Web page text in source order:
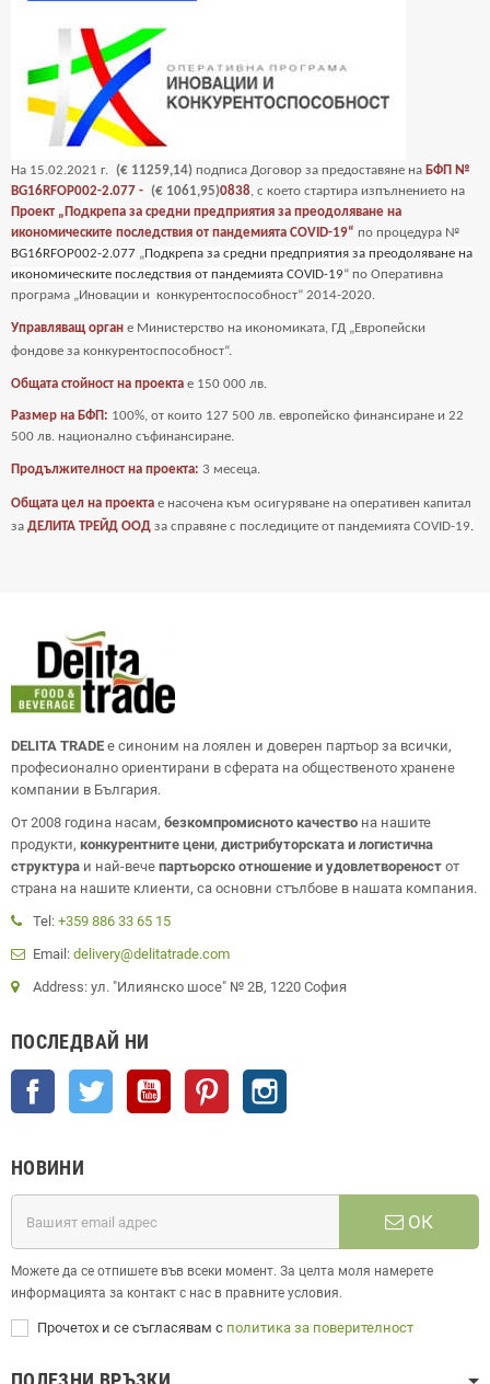
На 15.02.2021 г. (€ 11259,14) подписа Договор за предоставяне на БФП №
BG16RFOP002-2.077 - (€ 1061,95)0838, с което стартира изпълнението на
Проект „Подкрепа за средни предприятия за преодоляване на
икономическите последствия от пандемията COVID-19“ по процедура №
BG16RFOP002-2.077 „Подкрепа за средни предприятия за преодоляване на
икономическите последствия от пандемията COVID-19“ по Оперативна
програма „Иновации и конкурентоспособност” 2014-2020.
Управляващ орган е Министерство на икономиката, ГД „Европейски
фондове за конкурентоспособност“.
Общата стойност на проекта е 150 000 лв.
Размер на БФП: 100%, от които 127 500 лв. европейско финансиране и 22
500 лв. национално съфинансиране.
Продължителност на проекта: 3 месеца.
Общата цел на проекта е насочена към осигуряване на оперативен капитал
за ДЕЛИТА ТРЕЙД ООД за справяне с последиците от пандемията COVID-19.
DELITA TRADE е синоним на лоялен и доверен партьор за всички,
професионално ориентирани в сферата на общественото хранене
компании в България.
От 2008 година насам, безкомпромисното качество на нашите
продукти, конкурентните цени, дистрибуторската и логистична
структура и най-вече партьорско отношение и удовлетвореност от
страна на нашите клиенти, са основни стълбове в нашата компания.
Tel: +359 886 33 65 15
Email: delivery@delitatrade.com
Address: ул. "Илиянско шосе" № 2В, 1220 София
ПОСЛЕДВАЙ НИ
Facebook Twitter YouTube Pinterest
НОВИНИ
ОК
Можете да се отпишете във всеки момент. За целта моля намерете
информацията за контакт с нас в правните условия.
Прочетох и се съгласявам с политика за поверителност